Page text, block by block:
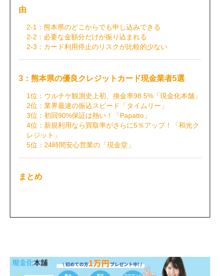
由
2-1：熊本県のどこからでも申し込みできる
2-2：必要な金額分だけが振り込まれる
2-3：カード利用停止のリスクが比較的少ない
3：熊本県の優良クレジットカード現金業者5選
1位：ウルチケ観測史上初、換金率98.5%「現金化本舗」
2位：業界最速の振込スピード「タイムリー」
3位：初回90%保証は熱い！「Papatto」
4位：新規利用なら買取率がさらに5％アップ！「和光ク
レジット」
5位：24時間安心営業の「現金堂」
まとめ